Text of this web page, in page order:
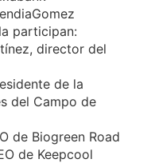
participan:
director del
de la
del Campo de
de Biogreen Road
de Keepcool